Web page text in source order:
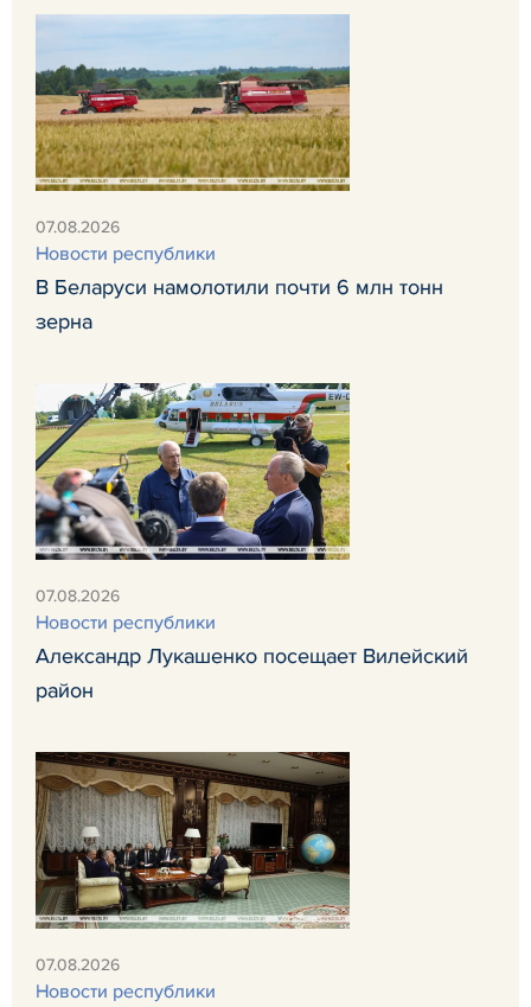
07.08.2026
Новости республики
В Беларуси намолотили почти 6 млн тонн
зерна
07.08.2026
Новости республики
Александр Лукашенко посещает Вилейский
район
07.08.2026
Новости республики